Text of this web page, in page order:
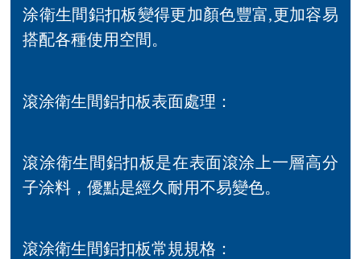
涂衛生間鋁扣板變得更加顏色豐富,更加容易
搭配各種使用空間。
滾涂衛生間鋁扣板表面處理：
滾涂衛生間鋁扣板是在表面滾涂上一層高分
子涂料，優點是經久耐用不易變色。
滾涂衛生間鋁扣板常規規格：